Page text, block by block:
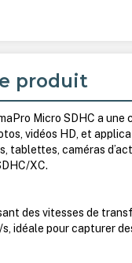
produit
Micro SDHC a
vidéos HD, et
tablettes, caméras
XC.
des vitesses de
idéale pour capturer